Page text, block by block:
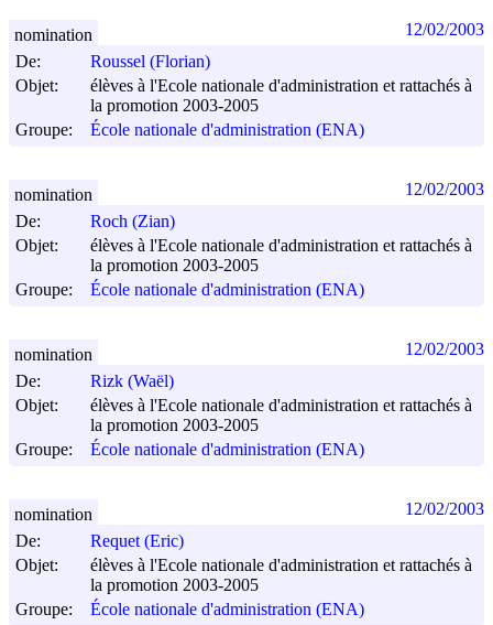
De:
Roussel (Florian)
Objet:
élèves à l'Ecole nationale d'administration et rattachés à
la promotion 2003-2005
Groupe:
École nationale d'administration (ENA)
nomination 12/02/2003
De:
Roch (Zian)
Objet:
élèves à l'Ecole nationale d'administration et rattachés à
la promotion 2003-2005
Groupe:
École nationale d'administration (ENA)
nomination 12/02/2003
De:
Rizk (Waël)
Objet:
élèves à l'Ecole nationale d'administration et rattachés à
la promotion 2003-2005
Groupe:
École nationale d'administration (ENA)
nomination 12/02/2003
De:
Requet (Eric)
Objet:
élèves à l'Ecole nationale d'administration et rattachés à
la promotion 2003-2005
Groupe:
École nationale d'administration (ENA)
nomination 12/02/2003